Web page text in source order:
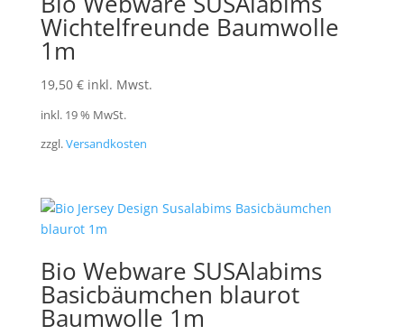
Wichtelfreunde Baumwolle
1m
19,50 € inkl. Mwst.
inkl. 19 % MwSt.
zzgl.Versandkosten
Bio Webware SUSAlabims
Basicbäumchen blaurot
Baumwolle 1m